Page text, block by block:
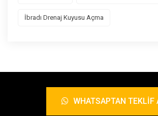
İbradı Drenaj Kuyusu Açma
WHATSAPTAN TEKLIF